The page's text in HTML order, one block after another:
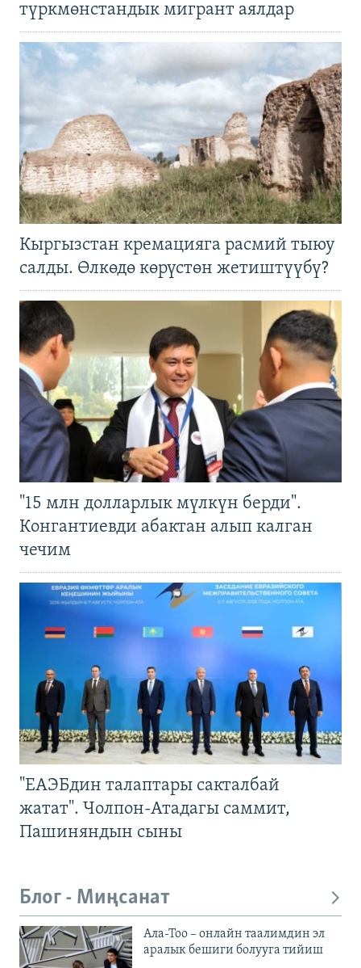
түркмөнстандык мигрант аялдар
Кыргызстан кремацияга расмий тыюу
салды. Өлкөдө көрүстөн жетиштүүбү?
"15 млн долларлык мүлкүн берди".
Конгантиевди абактан алып калган
чечим
"ЕАЭБдин талаптары сакталбай
жатат". Чолпон-Атадагы саммит,
Пашиняндын сыны
Блог - Миңсанат
Ала-Тоо – онлайн таалимдин эл
аралык бешиги болууга тийиш